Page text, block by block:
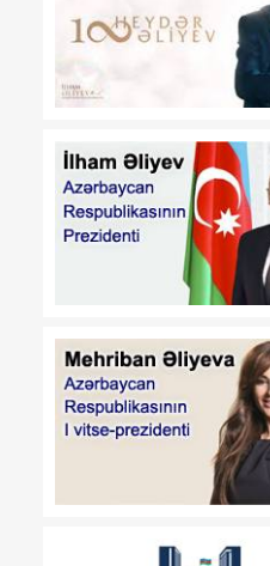
bp-də işləyən Azərbaycan
vətəndaşlarının sayı
açıqlanıb
Ceyhun Bayramov:
Zərurət yaranarsa, dost
Ukraynaya da qaz tədarük
etməkdən məmnun olarıq
diplomatiyası
Azərbaycanın geosiyasi
çəkisini daha da artırır
terminalından 97 milyon
barel neft və kondensat